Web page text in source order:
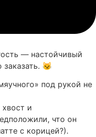
— настойчивый
заказать. 😼
под рукой не
и
что он
с корицей?).